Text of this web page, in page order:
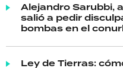
Alejandro Sarubbi,
salió a pedir
bombas en el
Ley de Tierras: